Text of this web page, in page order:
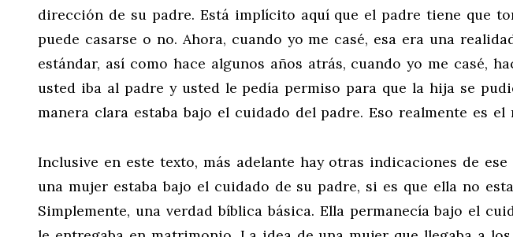
dirección de su padre. Está implícito aquí que el padre tiene que
puede casarse o no. Ahora, cuando yo me casé, esa era una
estándar, así como hace algunos años atrás, cuando yo me casé,
usted iba al padre y usted le pedía permiso para que la hija se
manera clara estaba bajo el cuidado del padre. Eso realmente es
Inclusive en este texto, más adelante hay otras indicaciones de
una mujer estaba bajo el cuidado de su padre, si es que ella no
Simplemente, una verdad bíblica básica. Ella permanecía bajo el